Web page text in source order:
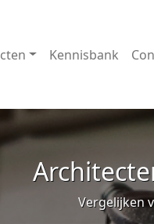
Kennisbank
Vergelijken